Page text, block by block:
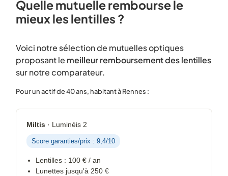
Quelle mutuelle rembourse le
mieux les lentilles ?
Voici notre sélection de mutuelles optiques
proposant le meilleur remboursement des lentilles
sur notre comparateur.
Pour un actif de 40 ans, habitant à Rennes :
Miltis · Luminéis 2
Score garanties/prix : 9,4/10
Lentilles : 100 € / an
Lunettes jusqu'à 250 €